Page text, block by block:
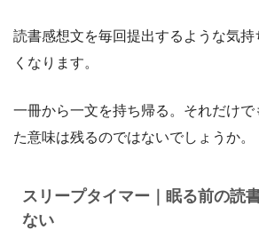
読書感想文を毎回提出するような気
くなります。
一冊から一文を持ち帰る。それだけで
た意味は残るのではないでしょうか。
スリープタイマー｜眠る前の読
ない